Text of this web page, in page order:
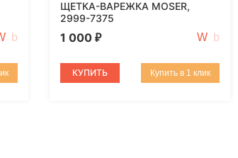
ЩЕТКА-ВАРЕЖКА MOSER,
2999-7375
1 000 ₽
КУПИТЬ Купить в 1 клик